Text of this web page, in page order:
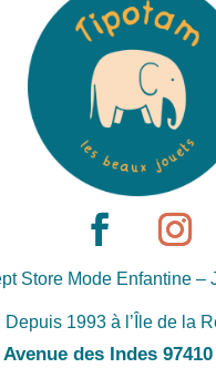
Store Mode Enfantine –
Depuis 1993 à l’Île de la
Avenue des Indes